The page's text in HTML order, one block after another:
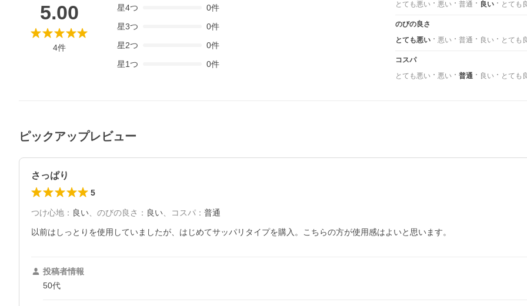
5.00
4件
星4つ 0件
星3つ 0件
星2つ 0件
星1つ 0件
とても悪い
悪い 普通 良い とても
のびの良さ
とても悪い
悪い 普通 良い とても
コスパ
とても悪い
悪い 普通 良い とても
ピックアップレビュー
さっぱり
5
つけ心地 ： 良い のびの良さ ： 良い コスパ ： 普通
以前はしっとりを使用していましたが、はじめてサッパリタイプを購入。こちらの方が使用感はよいと思います。
投稿者情報
50代